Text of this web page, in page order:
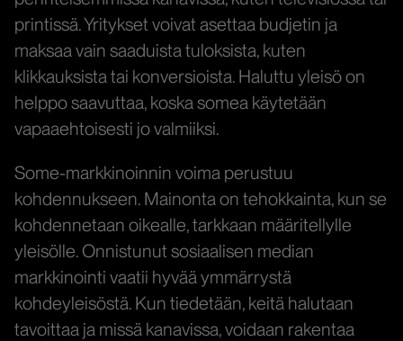
printissä. Yritykset voivat asettaa budjetin ja
maksaa vain saaduista tuloksista, kuten
klikkauksista tai konversioista. Haluttu yleisö on
helppo saavuttaa, koska somea käytetään
vapaaehtoisesti jo valmiiksi.
Some-markkinoinnin voima perustuu
kohdennukseen. Mainonta on tehokkainta, kun se
kohdennetaan oikealle, tarkkaan määritellylle
yleisölle. Onnistunut sosiaalisen median
markkinointi vaatii hyvää ymmärrystä
kohdeyleisöstä. Kun tiedetään, keitä halutaan
tavoittaa ja missä kanavissa, voidaan rakentaa